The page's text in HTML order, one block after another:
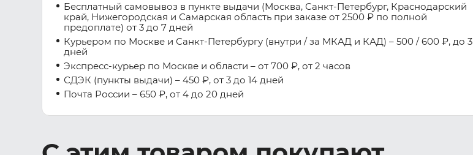
Бесплатный самовывоз в пункте выдачи (Москва, Санкт-Петербург, Краснодарский
край, Нижегородская и Самарская область при заказе от 2500 ₽ по полной
предоплате) от 3 до 7 дней
Курьером по Москве и Санкт-Петербургу (внутри / за МКАД и КАД) – 500 / 600 ₽, до 3
дней
Экспресс-курьер по Москве и области – от 700 ₽, от 2 часов
СДЭК (пункты выдачи) – 450 ₽, от 3 до 14 дней
Почта России – 650 ₽, от 4 до 20 дней